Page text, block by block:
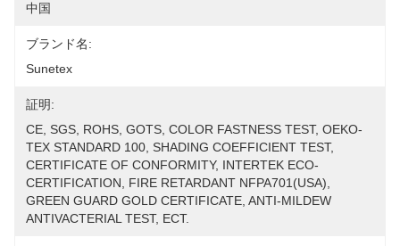
中国
ブランド名:
Sunetex
証明:
CE, SGS, ROHS, GOTS, COLOR FASTNESS TEST, OEKO-
TEX STANDARD 100, SHADING COEFFICIENT TEST,
CERTIFICATE OF CONFORMITY, INTERTEK ECO-
CERTIFICATION, FIRE RETARDANT NFPA701(USA),
GREEN GUARD GOLD CERTIFICATE, ANTI-MILDEW
ANTIVACTERIAL TEST, ECT.